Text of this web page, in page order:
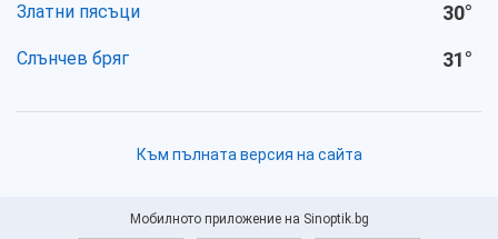
Златни пясъци 30°
Слънчев бряг 31°
Към пълната версия на сайта
Мобилното приложение на Sinoptik.bg